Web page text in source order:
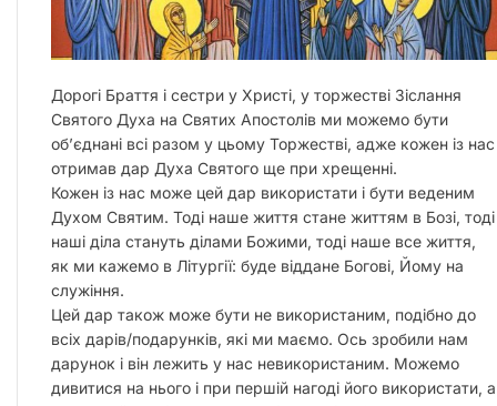
Дорогі Браття і сестри у Христі, у торжестві Зіслання
Святого Духа на Святих Апостолів ми можемо бути
об’єднані всі разом у цьому Торжестві, адже кожен із нас
отримав дар Духа Святого ще при хрещенні.
Кожен із нас може цей дар використати і бути веденим
Духом Святим. Тоді наше життя стане життям в Бозі, тоді
наші діла стануть ділами Божими, тоді наше все життя,
як ми кажемо в Літургії: буде віддане Богові, Йому на
служіння.
Цей дар також може бути не використаним, подібно до
всіх дарів/подарунків, які ми маємо. Ось зробили нам
дарунок і він лежить у нас невикористаним. Можемо
дивитися на нього і при першій нагоді його використати, а